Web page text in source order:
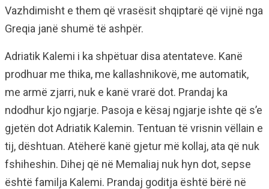
Vazhdimisht e them që vrasësit shqiptarë që vijnë nga
Greqia janë shumë të ashpër.
Adriatik Kalemi i ka shpëtuar disa atentateve. Kanë
prodhuar me thika, me kallashnikovë, me automatik,
me armë zjarri, nuk e kanë vrarë dot. Prandaj ka
ndodhur kjo ngjarje. Pasoja e kësaj ngjarje ishte që s’e
gjetën dot Adriatik Kalemin. Tentuan të vrisnin vëllain e
tij, dështuan. Atëherë kanë gjetur më kollaj, ata që nuk
fshiheshin. Dihej që në Memaliaj nuk hyn dot, sepse
është familja Kalemi. Prandaj goditja është bërë në